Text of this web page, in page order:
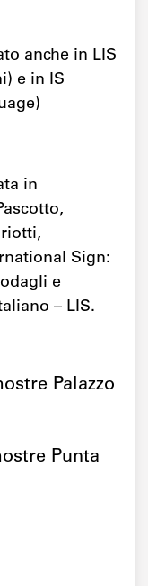
anche in LIS
e in IS
in
Sign:
e
– LIS.
Palazzo
Punta